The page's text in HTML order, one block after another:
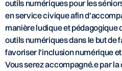
outils numériques pour les
en service civique afin
manière ludique et pédagogique
outils numériques dans le but de
favoriser l'inclusion numérique
Vous serez accompagné.e par